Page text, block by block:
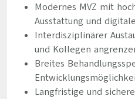
Modernes MVZ mit
Ausstattung und
Interdisziplinärer
und Kollegen
Breites
Langfristige und